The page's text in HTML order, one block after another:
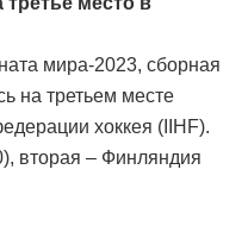
мира-2023, cборная
на третьем месте
хоккея (IIHF).
вторая – Финляндия